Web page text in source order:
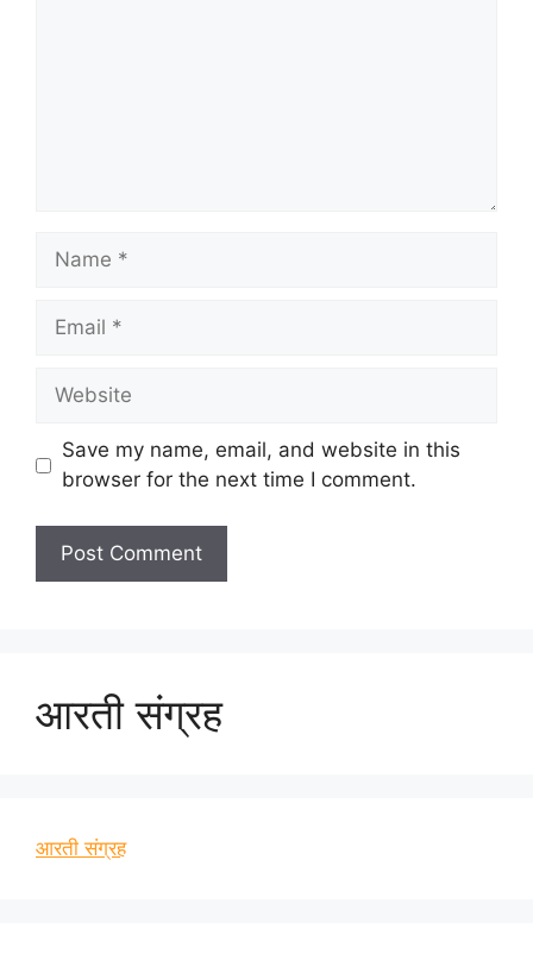
Name
Email
Website
Save my name, email, and website in this
browser for the next time I comment.
आरती संग्रह
आरती संग्रह